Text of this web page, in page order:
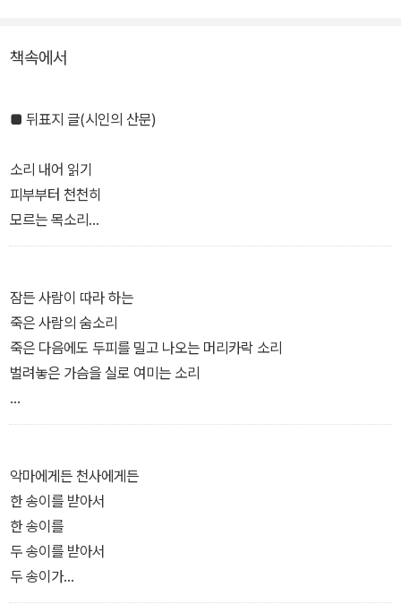
책속에서
■ 뒤표지 글(시인의 산문)
소리 내어 읽기
피부부터 천천히
모르는 목소리
모르는 말 흐르는 것 듣기
바뀌어보기
잠든 사람이 따라 하는
죽은 사람의 숨소리
죽은 다음에도 두피를 밀고 나오는 머리카락 소리
벌려놓은 가슴을 실로 여미는 소리
세상에서 소리를 하나…… 데리고 갈 수 있다면
―「내 이름을 부르는 소리」 부분
악마에게든 천사에게든
한 송이를 받아서
한 송이를
두 송이를 받아서
두 송이가